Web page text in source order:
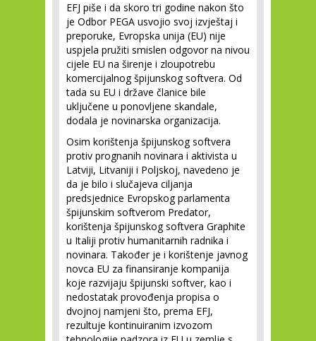
EFJ piše i da skoro tri godine nakon što
je Odbor PEGA usvojio svoj izvještaj i
preporuke, Evropska unija (EU) nije
uspjela pružiti smislen odgovor na nivou
cijele EU na širenje i zloupotrebu
komercijalnog špijunskog softvera. Od
tada su EU i države članice bile
uključene u ponovljene skandale,
dodala je novinarska organizacija.
Osim korištenja špijunskog softvera
protiv prognanih novinara i aktivista u
Latviji, Litvaniji i Poljskoj, navedeno je
da je bilo i slučajeva ciljanja
predsjednice Evropskog parlamenta
špijunskim softverom Predator,
korištenja špijunskog softvera Graphite
u Italiji protiv humanitarnih radnika i
novinara. Također je i korištenje javnog
novca EU za finansiranje kompanija
koje razvijaju špijunski softver, kao i
nedostatak provođenja propisa o
dvojnoj namjeni što, prema EFJ,
rezultuje kontinuiranim izvozom